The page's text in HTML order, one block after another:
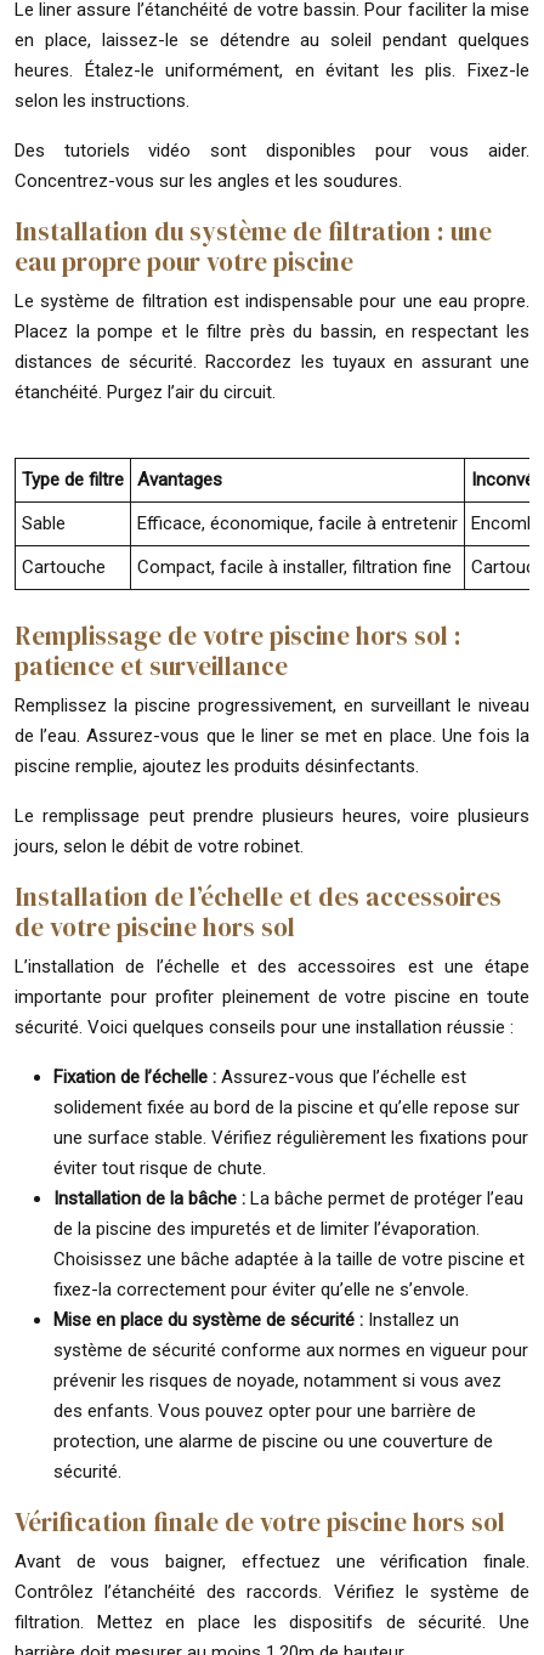
Le liner assure l’étanchéité de votre bassin. Pour faciliter la mise
en place, laissez-le se détendre au soleil pendant quelques
heures. Étalez-le uniformément, en évitant les plis. Fixez-le
selon les instructions.
Des tutoriels vidéo sont disponibles pour vous aider.
Concentrez-vous sur les angles et les soudures.
Installation du système de filtration : une
eau propre pour votre piscine
Le système de filtration est indispensable pour une eau propre.
Placez la pompe et le filtre près du bassin, en respectant les
distances de sécurité. Raccordez les tuyaux en assurant une
étanchéité. Purgez l’air du circuit.
Type de filtre Avantages
Sable
Efficace, économique, facile à entretenir
Cartouche
Compact, facile à installer, filtration fine
Remplissage de votre piscine hors sol :
patience et surveillance
Remplissez la piscine progressivement, en surveillant le niveau
de l’eau. Assurez-vous que le liner se met en place. Une fois la
piscine remplie, ajoutez les produits désinfectants.
Le remplissage peut prendre plusieurs heures, voire plusieurs
jours, selon le débit de votre robinet.
Installation de l’échelle et des accessoires
de votre piscine hors sol
L’installation de l’échelle et des accessoires est une étape
importante pour profiter pleinement de votre piscine en toute
sécurité. Voici quelques conseils pour une installation réussie :
Fixation de l’échelle : Assurez-vous que l’échelle est
solidement fixée au bord de la piscine et qu’elle repose sur
une surface stable. Vérifiez régulièrement les fixations pour
éviter tout risque de chute.
Installation de la bâche : La bâche permet de protéger l’eau
de la piscine des impuretés et de limiter l’évaporation.
Choisissez une bâche adaptée à la taille de votre piscine et
fixez-la correctement pour éviter qu’elle ne s’envole.
Mise en place du système de sécurité : Installez un
système de sécurité conforme aux normes en vigueur pour
prévenir les risques de noyade, notamment si vous avez
des enfants. Vous pouvez opter pour une barrière de
protection, une alarme de piscine ou une couverture de
sécurité.
Vérification finale de votre piscine hors sol
Avant de vous baigner, effectuez une vérification finale.
Contrôlez l’étanchéité des raccords. Vérifiez le système de
filtration. Mettez en place les dispositifs de sécurité. Une